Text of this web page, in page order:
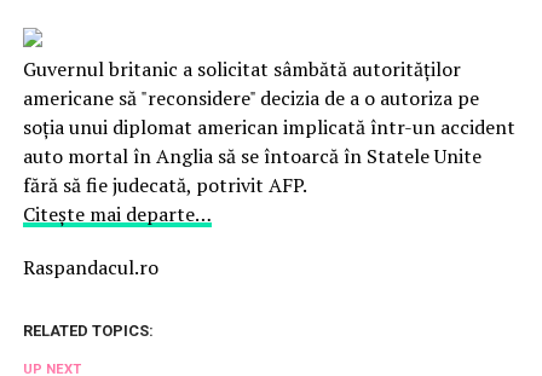
Guvernul britanic a solicitat sâmbătă autorităţilor
americane să "reconsidere" decizia de a o autoriza pe
soţia unui diplomat american implicată într-un accident
auto mortal în Anglia să se întoarcă în Statele Unite
fără să fie judecată, potrivit AFP.
Citește mai departe…
Raspandacul.ro
RELATED TOPICS:
UP NEXT